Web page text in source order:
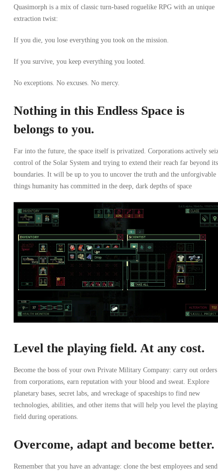
Quasimorph is a mix of classic turn-based roguelike RPG with an unique
extraction twist:
If you die, you lose everything you took on the mission.
If you survive, you keep everything you looted.
No exceptions. No excuses. No mercy.
Nothing in this Endless Space is
belongs to you.
Far into the future, the space itself is privatized. Corporations actively
control of the Solar System and trying to extend their reach far beyond its
boundaries. It will be up to you to uncover the truth and the unforgivable
things humanity has committed in the deep, dark depths of space
Level the playing field. At any cost.
Become the boss of your own Private Military Company: carry out orders
from corporations, earn reputation with your blood and sweat. Explore
planetary bases, secret labs, and wreckage of spaceships to find new
technologies, abilities, and other items that will help you level the playing
field during operations.
Overcome, adapt and become better.
Remember that you have an advantage: clone the best employees and send